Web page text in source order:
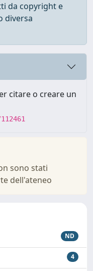
da copyright e
diversa
citare o creare un
sono stati
dell'ateneo
ND
4